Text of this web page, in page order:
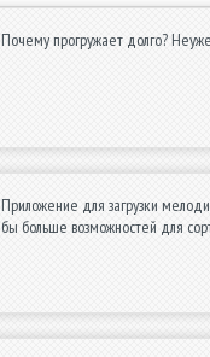
Почему прогружает долго?
Приложение для загрузки
бы больше возможностей для